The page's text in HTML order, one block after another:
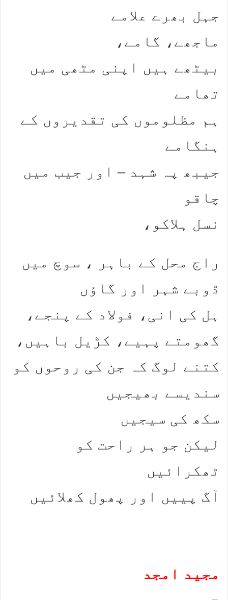
جہل بھرے علامے
ماجھے، گامے،
بیٹھے ہیں اپنی مٹھی میں
تھامے
ہم مظلوموں کی تقدیروں کے
ہنگامے
جیبھ پہ شہد – اور جیب میں
چاقو
نسل ہلاکو،
راج محل کے باہر ، سوچ میں
ڈوبے شہر اور گاؤں
ہل کی انی، فولاد کے پنجے،
گھومتے پہیے، کڑیل باہیں،
کتنے لوگ کہ جن کی روحوں کو
سندیسے بھیجیں
سکھ کی سیجیں
لیکن جو ہر راحت کو
ٹھکرائیں
آگ پییں اور پھول کھلائیں
مجید امجد